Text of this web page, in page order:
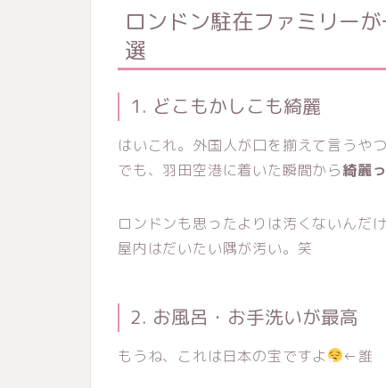
ロンドン駐在ファミリー
選
1. どこもかしこも綺麗
はいこれ。外国人が口を揃えて言うや
でも、羽田空港に着いた瞬間から綺麗
ロンドンも思ったよりは汚くないんだ
屋内はだいたい隅が汚い。笑
2. お風呂・お手洗いが最高
もうね、これは日本の宝ですよ ←誰